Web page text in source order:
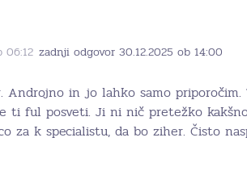
06:12 zadnji odgovor 30.12.2025 ob 14:00
Androjno in jo lahko samo priporočim.
ti ful posveti. Ji ni nič pretežko
za k specialistu, da bo ziher. Čisto